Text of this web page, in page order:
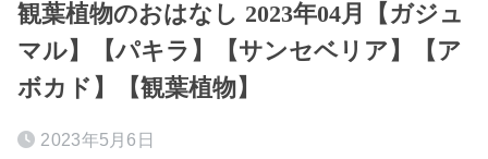
観葉植物のおはなし 2023年04月【ガジュ
マル】【パキラ】【サンセベリア】【ア
ボカド】【観葉植物】
2023年5月6日